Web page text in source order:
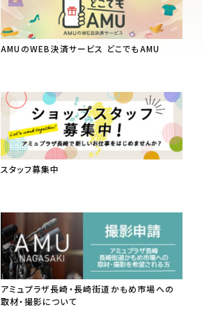
AMUのWEB決済サービス どこでもAMU
スタッフ募集中
アミュプラザ長崎・長崎街道かもめ市場への
取材・撮影について